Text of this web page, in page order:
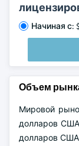
Начиная с:
Объем
Мировой
долларов США
долларов США